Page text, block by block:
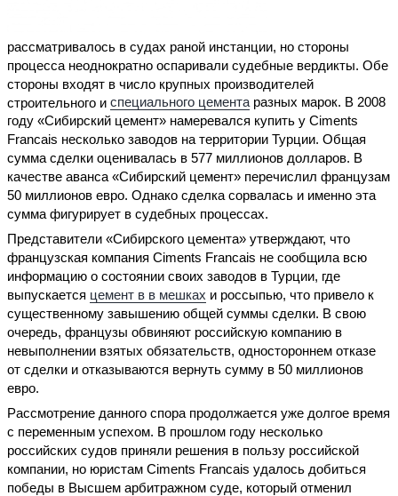
рассматривалось в судах раной инстанции, но стороны
процесса неоднократно оспаривали судебные вердикты. Обе
стороны входят в число крупных производителей
строительного и специального цементаразных марок. В 2008
году «Сибирский цемент» намеревался купить у Ciments
Francais несколько заводов на территории Турции. Общая
сумма сделки оценивалась в 577 миллионов долларов. В
качестве аванса «Сибирский цемент» перечислил французам
50 миллионов евро. Однако сделка сорвалась и именно эта
сумма фигурирует в судебных процессах.
Представители «Сибирского цемента» утверждают, что
французская компания Ciments Francais не сообщила всю
информацию о состоянии своих заводов в Турции, где
выпускается цемент в в мешках и россыпью, что привело к
существенному завышению общей суммы сделки. В свою
очередь, французы обвиняют российскую компанию в
невыполнении взятых обязательств, одностороннем отказе
от сделки и отказываются вернуть сумму в 50 миллионов
евро.
Рассмотрение данного спора продолжается уже долгое время
с переменным успехом. В прошлом году несколько
российских судов приняли решения в пользу российской
компании, но юристам Ciments Francais удалось добиться
победы в Высшем арбитражном суде, который отменил